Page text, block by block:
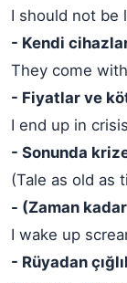
I should not be
- Kendi
They come
- Fiyatlar ve
I end up in crisis
- Sonunda
(Tale as old as
- (Zaman
I wake up
- Rüyadan